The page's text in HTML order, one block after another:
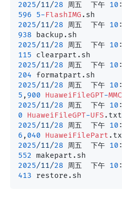
2025/11/28 周五  下午 10 :
596
5-FlashIMG
2025/11/28 周五  下午 10 :
938
2025/11/28 周五  下午 10 :
115
2025/11/28 周五  下午 10 :
204
2025/11/28 周五  下午 10 :
5 , 900 HuaweiFileGPT-MMC
2025/11/28 周五  下午 10 :
0
HuaweiFileGPT-UFS
2025/11/28 周五  下午 10 :
6 , 040 HuaweiFilePart
2025/11/28 周五  下午 10 :
552
2025/11/28 周五  下午 10 :
413